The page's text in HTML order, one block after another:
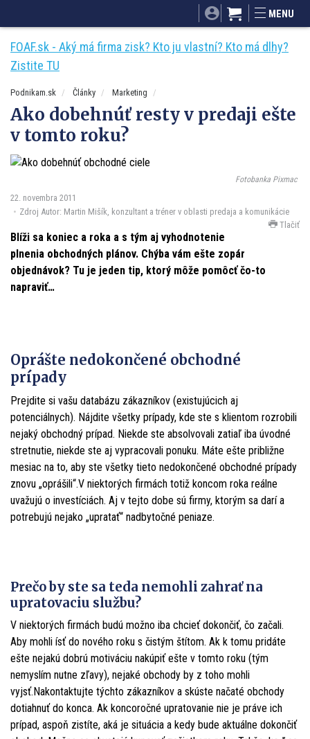
Mnamky-recepty.sk
MENU
FOAF.sk - Aký má firma zisk? Kto ju vlastní? Kto má dlhy?
Zistite TU
Podnikam.sk Články Marketing
Ako dobehnúť resty v predaji ešte
v tomto roku?
Fotobanka Pixmac
22. novembra 2011
Zdroj Autor: Martin Mišík, konzultant a tréner v oblasti predaja a komunikácie
Tlačiť
Blíži sa koniec a roka a s tým aj vyhodnotenie
plnenia obchodných plánov. Chýba vám ešte zopár
objednávok? Tu je jeden tip, ktorý môže pomôcť čo-to
napraviť…
Oprášte nedokončené obchodné
prípady
Prejdite si vašu databázu zákazníkov (existujúcich aj
potenciálnych). Nájdite všetky prípady, kde ste s klientom rozrobili
nejaký obchodný prípad. Niekde ste absolvovali zatiaľ iba úvodné
stretnutie, niekde ste aj vypracovali ponuku. Máte ešte približne
mesiac na to, aby ste všetky tieto nedokončené obchodné prípady
znovu „oprášili“.V niektorých firmách totiž koncom roka reálne
uvažujú o investíciách. Aj v tejto dobe sú firmy, ktorým sa darí a
potrebujú nejako „upratať“ nadbytočné peniaze.
Prečo by ste sa teda nemohli zahrať na
upratovaciu službu?
V niektorých firmách budú možno iba chcieť dokončiť, čo začali.
Aby mohli ísť do nového roku s čistým štítom. Ak k tomu pridáte
ešte nejakú dobrú motiváciu nakúpiť ešte v tomto roku (tým
nemyslím nutne zľavy), nejaké obchody by z toho mohli
vyjsť.Nakontaktujte týchto zákazníkov a skúste načaté obchody
dotiahnuť do konca. Ak koncoročné upratovanie nie je práve ich
prípad, aspoň zistíte, aká je situácia a kedy bude aktuálne dokončiť